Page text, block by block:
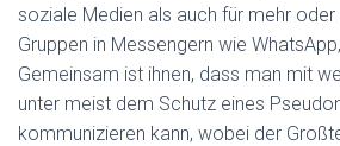
soziale Medien als auch für mehr
Gruppen in Messengern wie
Gemeinsam ist ihnen, dass man mit
unter meist dem Schutz eines
kommunizieren kann, wobei der